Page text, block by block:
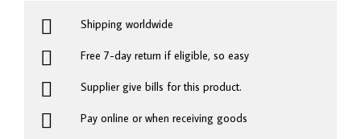
Shipping worldwide
Free 7-day return if eligible, so easy
Supplier give bills for this product.
Pay online or when receiving goods